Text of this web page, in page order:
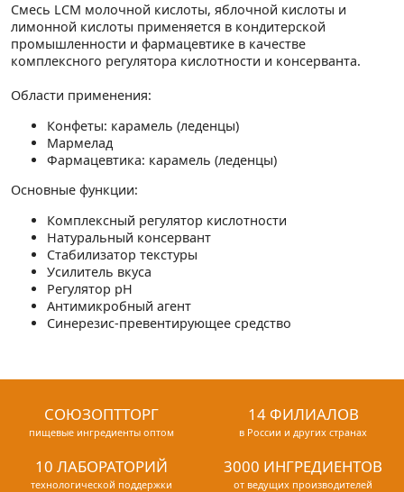
Смесь LCM молочной кислоты, яблочной кислоты и
лимонной кислоты применяется в кондитерской
промышленности и фармацевтике в качестве
комплексного регулятора кислотности и консерванта.
Области применения:
Конфеты: карамель (леденцы)
Мармелад
Фармацевтика: карамель (леденцы)
Основные функции:
Комплексный регулятор кислотности
Натуральный консервант
Стабилизатор текстуры
Усилитель вкуса
Регулятор pH
Антимикробный агент
Синерезис-превентирующее средство
СОЮЗОПТТОРГ
пищевые ингредиенты оптом
14 ФИЛИАЛОВ
в России и других странах
10 ЛАБОРАТОРИЙ
технологической поддержки
3000 ИНГРЕДИЕНТОВ
от ведущих производителей